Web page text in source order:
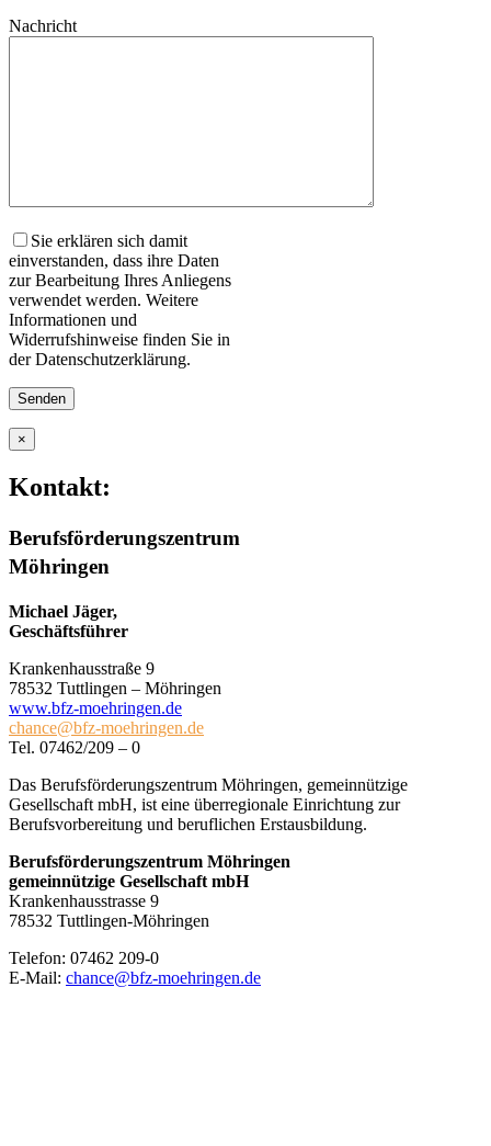
Nachricht
Sie erklären sich damit
einverstanden, dass ihre Daten
zur Bearbeitung Ihres Anliegens
verwendet werden. Weitere
Informationen und
Widerrufshinweise finden Sie in
der Datenschutzerklärung.
×
Kontakt:
Berufsförderungszentrum
Möhringen
Michael Jäger,
Geschäftsführer
Krankenhausstraße 9
78532 Tuttlingen – Möhringen
www.bfz-moehringen.de
chance@bfz-moehringen.de
Tel. 07462/209 – 0
Das Berufsförderungszentrum Möhringen, gemeinnützige
Gesellschaft mbH, ist eine überregionale Einrichtung zur
Berufsvorbereitung und beruflichen Erstausbildung.
Berufsförderungszentrum Möhringen
gemeinnützige Gesellschaft mbH
Krankenhausstrasse 9
78532 Tuttlingen-Möhringen
Telefon: 07462 209-0
E-Mail: chance@bfz-moehringen.de